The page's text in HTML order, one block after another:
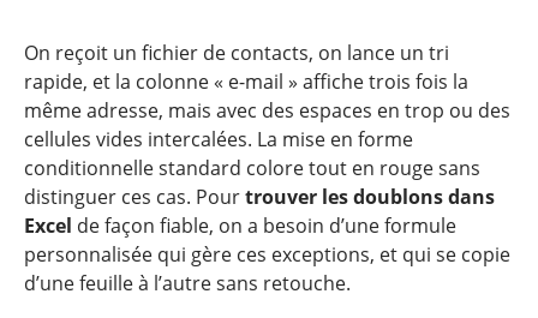
On reçoit un fichier de contacts, on lance un tri
rapide, et la colonne « e-mail » affiche trois fois la
même adresse, mais avec des espaces en trop ou des
cellules vides intercalées. La mise en forme
conditionnelle standard colore tout en rouge sans
distinguer ces cas. Pourtrouver les doublons dans
Excel de façon fiable, on a besoin d’une formule
personnalisée qui gère ces exceptions, et qui se copie
d’une feuille à l’autre sans retouche.